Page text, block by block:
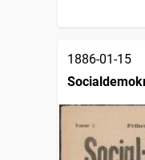
1886-01-15